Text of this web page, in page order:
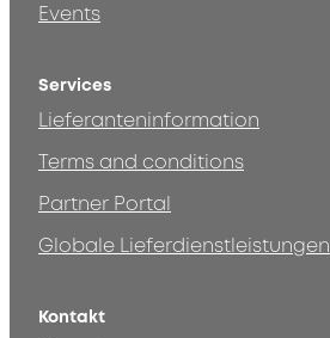
Events
Services
Lieferanteninformation
Terms and conditions
Partner Portal
Globale Lieferdienstleistungen
Kontakt